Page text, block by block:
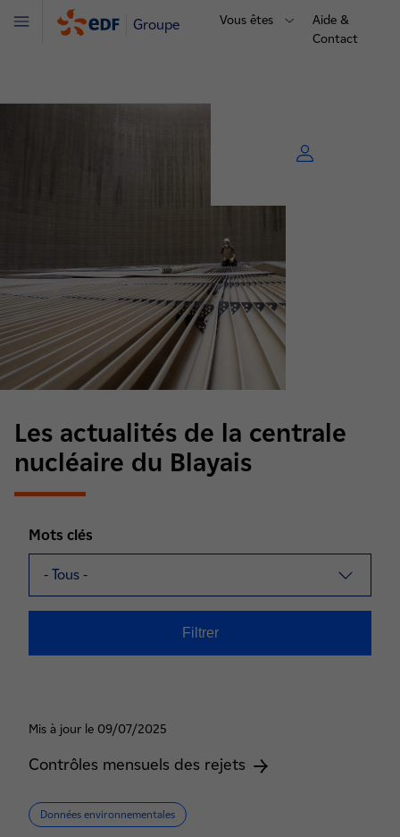
Groupe Vous êtes
Aide &
Contact
Menu
Les actualités de la centrale
nucléaire du Blayais
Mots clés
Mis à jour le 09/07/2025
Contrôles mensuels des rejets
Données environnementales